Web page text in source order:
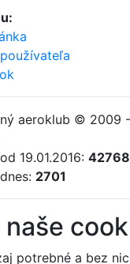
aeroklub © 2009
19.01.2016:
2701
potrebné a bez